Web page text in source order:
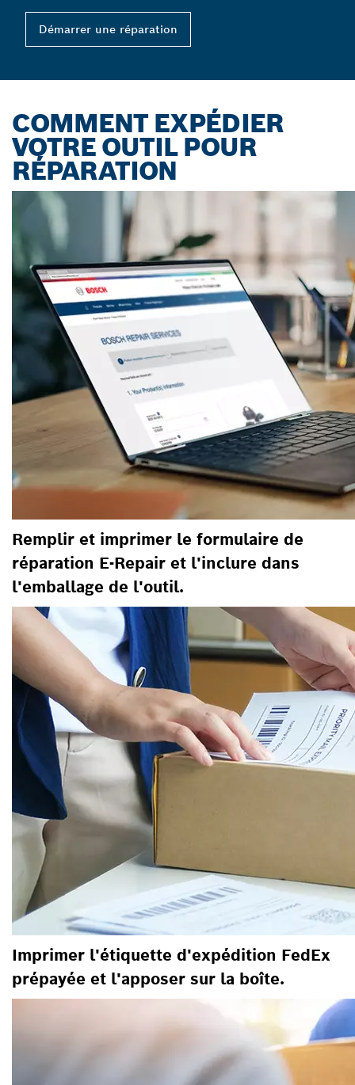
Démarrer une réparation
COMMENT EXPÉDIER
VOTRE OUTIL POUR
RÉPARATION
Remplir et imprimer le formulaire de
réparation E-Repair et l'inclure dans
l'emballage de l'outil.
Imprimer l'étiquette d'expédition FedEx
prépayée et l'apposer sur la boîte.